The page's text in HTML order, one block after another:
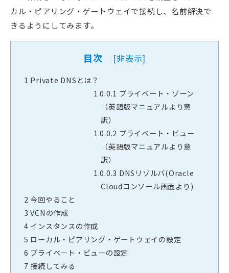
カル・ピアリング・ゲートウェイで接続し、名前解決で
きるようにしてみます。
目次 [非表示]
1 Private DNSとは？
1.0.0.1 プライベート・ゾーン
（英語版マニュアルより意
訳）
1.0.0.2 プライベート・ビュー
（英語版マニュアルより意
訳）
1.0.0.3 DNSリゾルバ(Oracle
Cloudコンソール画面より)
2今回やること
3 VCNの作成
4 インスタンスの作成
5 ローカル・ピアリング・ゲートウェイの設定
6 プライベート・ビューの設定
7 接続してみる